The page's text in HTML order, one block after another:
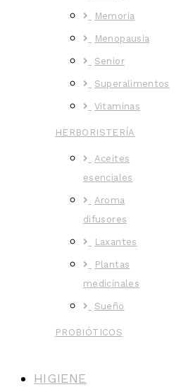
Memoria
Menopausia
Senior
Superalimentos
Vitaminas
HERBORISTERÍA
Aceites
esenciales
Aroma
difusores
Laxantes
Plantas
medicinales
Sueño
PROBIÓTICOS
HIGIENE